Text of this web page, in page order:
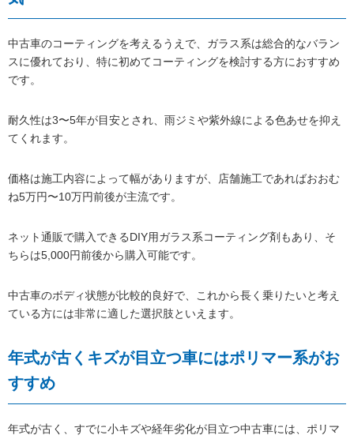
中古車のコーティングを考えるうえで、ガラス系は総合的なバラン
スに優れており、特に初めてコーティングを検討する方におすすめ
です。
耐久性は3〜5年が目安とされ、雨ジミや紫外線による色あせを抑え
てくれます。
価格は施工内容によって幅がありますが、店舗施工であればおおむ
ね5万円〜10万円前後が主流です。
ネット通販で購入できるDIY用ガラス系コーティング剤もあり、そ
ちらは5,000円前後から購入可能です。
中古車のボディ状態が比較的良好で、これから長く乗りたいと考え
ている方には非常に適した選択肢といえます。
年式が古くキズが目立つ車にはポリマー系がお
すすめ
年式が古く、すでに小キズや経年劣化が目立つ中古車には、ポリマ